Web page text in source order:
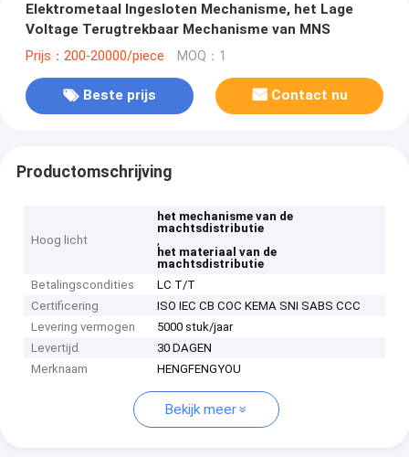
Elektrometaal Ingesloten Mechanisme, het Lage
Voltage Terugtrekbaar Mechanisme van MNS
Prijs：200-20000/piece MOQ：1
Beste prijs Contact nu
Productomschrijving
Hoog licht
het mechanisme van de
machtsdistributie
,
het materiaal van de
machtsdistributie
Betalingscondities
LC T/T
Certificering
ISO IEC CB COC KEMA SNI SABS CCC
Levering vermogen
5000 stuk/jaar
Levertijd
30 DAGEN
Merknaam
HENGFENGYOU
Bekijk meer